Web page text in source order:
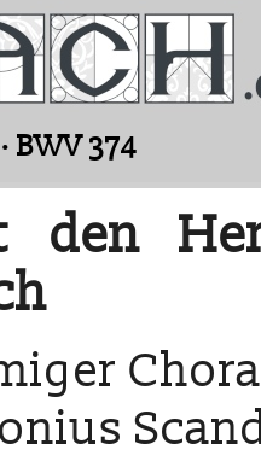
BWV 374
den